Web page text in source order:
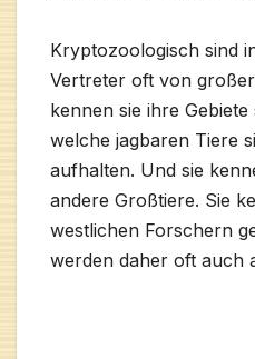
Kryptozoologisch sind
Vertreter oft von
kennen sie ihre
welche jagbaren Tiere
aufhalten. Und sie
andere Großtiere. Sie
westlichen Forschern
werden daher oft auch